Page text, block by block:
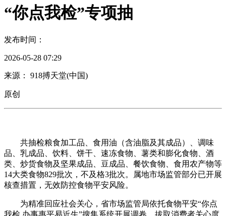
“你点我检”专项抽
发布时间：
2026-05-28 07:29
来源： 918搏天堂(中国)
原创
共抽检粮食加工品、食用油（含油脂及其成品）、调味
品、乳成品、饮料、饼干、速冻食物、薯类和膨化食物、酒
类、炒货食物及坚果成品、豆成品、餐饮食物、食用农产物等
14大类食物829批次，不及格3批次。属地市场监管部分已开展
核查措置，无效防控食物平安风险。
为精准回应社会关心，省市场监管局依托食物平安“你点
我检 办事惠平易近生”搜集系统开展调卷，拔取消费者关心度